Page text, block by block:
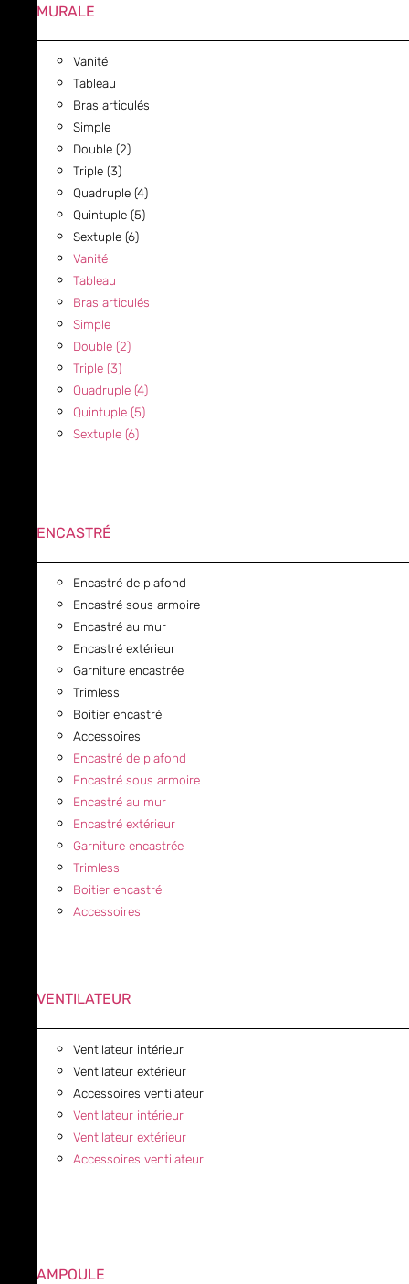
MURALE
Vanité
Tableau
Bras articulés
Simple
Double (2)
Triple (3)
Quadruple (4)
Quintuple (5)
Sextuple (6)
Vanité
Tableau
Bras articulés
Simple
Double (2)
Triple (3)
Quadruple (4)
Quintuple (5)
Sextuple (6)
ENCASTRÉ
Encastré de plafond
Encastré sous armoire
Encastré au mur
Encastré extérieur
Garniture encastrée
Trimless
Boitier encastré
Accessoires
Encastré de plafond
Encastré sous armoire
Encastré au mur
Encastré extérieur
Garniture encastrée
Trimless
Boitier encastré
Accessoires
VENTILATEUR
Ventilateur intérieur
Ventilateur extérieur
Accessoires ventilateur
Ventilateur intérieur
Ventilateur extérieur
Accessoires ventilateur
AMPOULE